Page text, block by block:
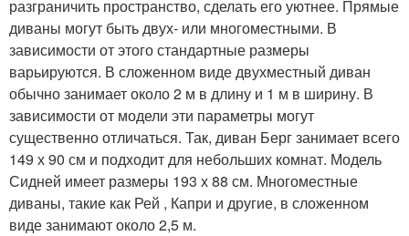
разграничить пространство, сделать его уютнее. Прямые
диваны могут быть двух- или многоместными. В
зависимости от этого стандартные размеры
варьируются. В сложенном виде двухместный диван
обычно занимает около 2 м в длину и 1 м в ширину. В
зависимости от модели эти параметры могут
существенно отличаться. Так, диван Берг занимает всего
149 х 90 см и подходит для небольших комнат. Модель
Сидней имеет размеры 193 х 88 см. Многоместные
диваны, такие как Рей , Капри и другие, в сложенном
виде занимают около 2,5 м.